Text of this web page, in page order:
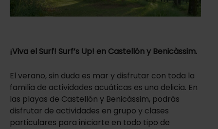
¡Viva el Surf! Surf’s Up! en Castellón y Benicàssim.
El verano, sin duda es mar y disfrutar con toda la
familia de actividades acuáticas es una delicia. En
las playas de Castellón y Benicàssim, podrás
disfrutar de actividades en grupo y clases
particulares para iniciarte en todo tipo de